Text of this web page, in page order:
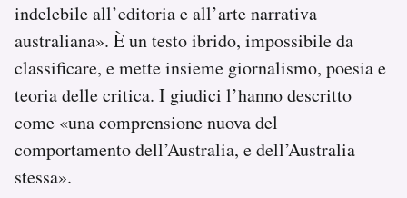
indelebile all’editoria e all’arte narrativa
australiana». È un testo ibrido, impossibile da
classificare, e mette insieme giornalismo, poesia e
teoria delle critica. I giudici l’hanno descritto
come «una comprensione nuova del
comportamento dell’Australia, e dell’Australia
stessa».